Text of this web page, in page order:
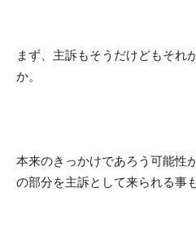
まず、主訴もそうだけどもそれ
か。
本来のきっかけであろう可能性
の部分を主訴として来られる事